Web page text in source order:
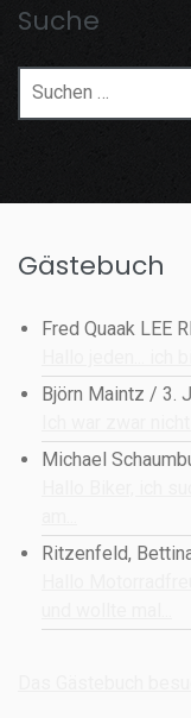
Suche
Suchen
Gästebuch
Fred Quaak LEE
Björn Maintz / 3.
Michael
Ritzenfeld,